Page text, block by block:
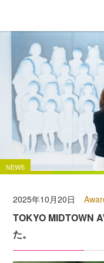
NEWS
2025年10月20日
TOKYO MIDTOWN
た。